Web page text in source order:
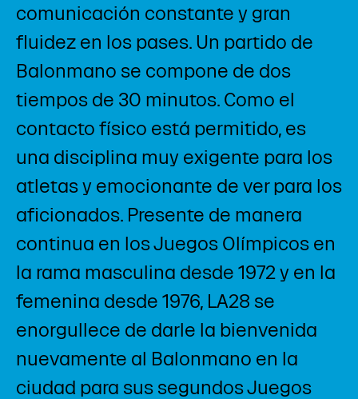
comunicación constante y gran
fluidez en los pases. Un partido de
Balonmano se compone de dos
tiempos de 30 minutos. Como el
contacto físico está permitido, es
una disciplina muy exigente para los
atletas y emocionante de ver para los
aficionados. Presente de manera
continua en los Juegos Olímpicos en
la rama masculina desde 1972 y en la
femenina desde 1976, LA28 se
enorgullece de darle la bienvenida
nuevamente al Balonmano en la
ciudad para sus segundos Juegos